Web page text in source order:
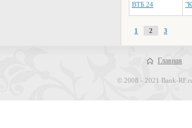
ВТБ 24
1 2 3
Главная
© 2008 - 2021 Bank-